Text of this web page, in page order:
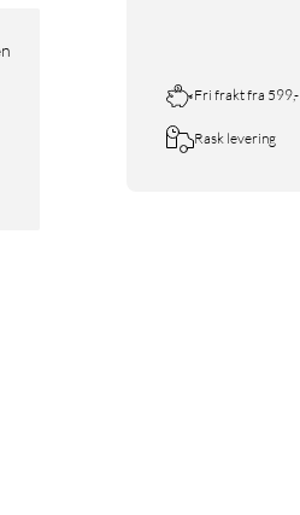
Fri frakt fra 599,-
Rask levering